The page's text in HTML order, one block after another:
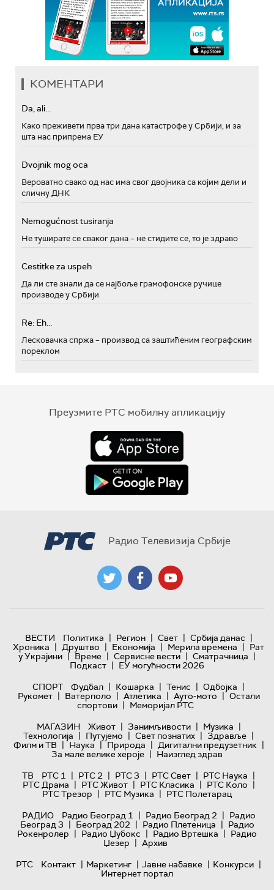
КОМЕНТАРИ
Da, ali...
Како преживети прва три дана катастрофе у Србији, и за
шта нас припрема ЕУ
Dvojnik mog oca
Вероватно свако од нас има свог двојника са којим дели и
сличну ДНК
Nemogućnost tusiranja
Не туширате се сваког дана – не стидите се, то је здраво
Cestitke za uspeh
Да ли сте знали да се најбоље грамофонске ручице
производе у Србији
Re: Eh...
Лесковачка спржа – производ са заштићеним географским
пореклом
Преузмите РТС мобилну апликацију
Радио Телевизија Србије
ВЕСТИ Политика | Регион | Свет | Србија данас |
Хроника | Друштво | Економија | Мерила времена | Рат
у Украјини | Време | Сервисне вести | Сматрачница |
Подкаст | ЕУ могућности 2026
СПОРТ
Фудбал | Кошарка | Тенис | Одбојка |
Рукомет | Ватерполо | Атлетика | Ауто-мото | Остали
спортови | Меморијал РТС
МАГАЗИН
Живот | Занимљивости | Музика |
Технологијa | Путујемо | Свет познатих | Здравље |
Филм и ТВ | Наука | Природа | Дигитални предузетник |
За мале велике хероје | Наизглед здрав
ТВ
РТС 1 | РТС 2 | РТС 3 | РТС Свет | РТС Наука |
РТС Драма | РТС Живот | РТС Класика | РТС Коло |
РТС Трезор | РТС Музика | РТС Полетарац
РАДИО
Радио Београд 1 | Радио Београд 2 | Радио
Београд 3 | Београд 202 | Радио Плетеница | Радио
Рокенролер | Радио Џубокс | Радио Вртешка | Радио
Џезер | Архив
РТС
Контакт | Маркетинг | Јавне набавке | Конкурси |
Интернет портал